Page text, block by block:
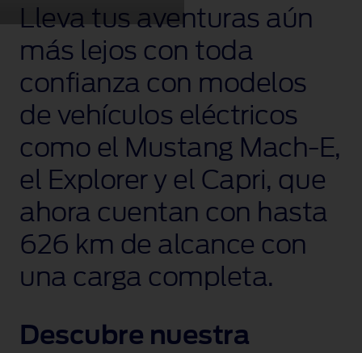
Lleva tus aventuras aún
más lejos con toda
confianza con modelos
de vehículos eléctricos
como el Mustang Mach‑E,
el Explorer y el Capri, que
ahora cuentan con hasta
626 km de alcance con
una carga completa.
Descubre nuestra